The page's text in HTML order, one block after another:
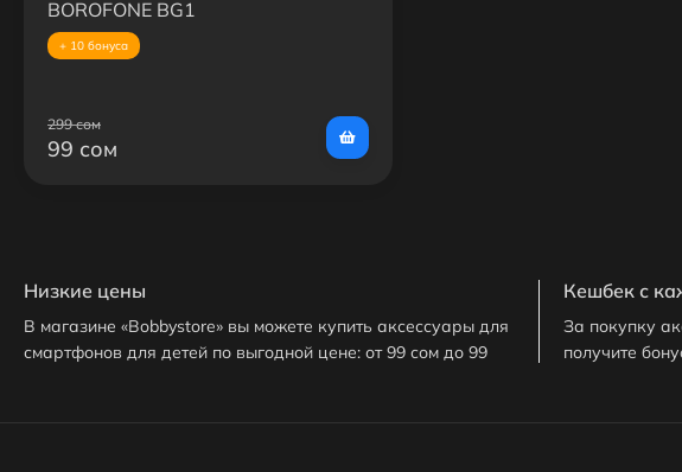
BOROFONE BG1
+ 10 бонуса
299 сом
99 сом
Низкие цены
В магазине «Bobbystore» вы можете купить аксессуары для
смартфонов для детей по выгодной цене: от 99 сом до 99
Кешбек с
За покупку
получите